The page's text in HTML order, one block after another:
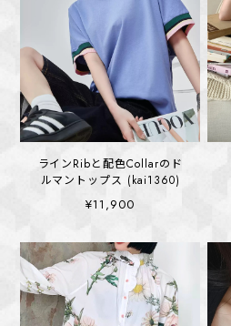
ラインRibと配色Collarのド
ルマントップス (kai1360)
¥11,900